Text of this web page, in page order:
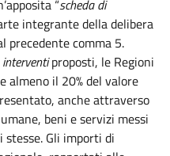
“scheda di
integrante della delibera
precedente comma 5.
interventiproposti, le Regioni
almeno il 20% del valore
anche attraverso
beni e servizi messi
stesse. Gli importi di